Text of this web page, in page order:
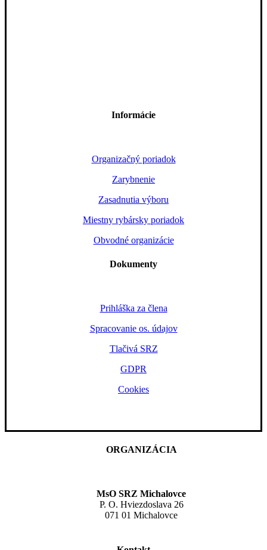
Informácie
Organizačný poriadok
Zarybnenie
Zasadnutia výboru
Miestny rybársky poriadok
Obvodné organizácie
Dokumenty
Prihláška za člena
Spracovanie os. údajov
Tlačivá SRZ
GDPR
Cookies
ORGANIZÁCIA
MsO SRZ Michalovce
P. O. Hviezdoslava 26
071 01 Michalovce